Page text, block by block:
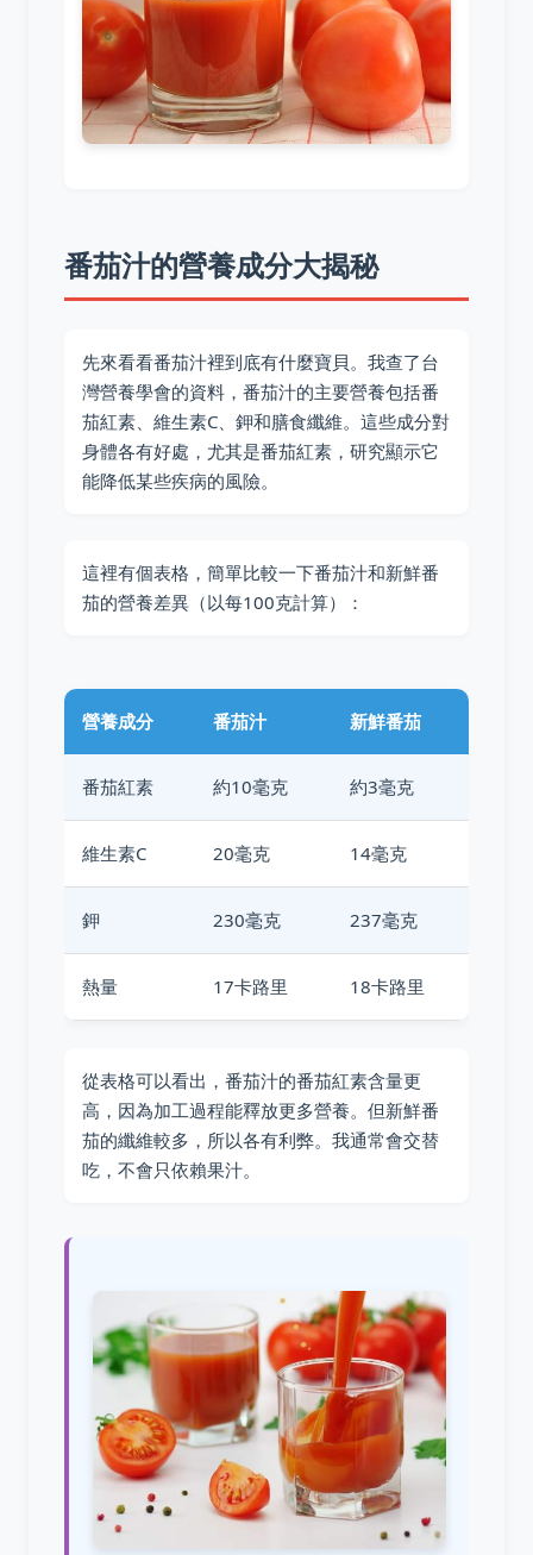
番茄汁的營養成分大揭秘
先來看看番茄汁裡到底有什麼寶貝。我查了台
灣營養學會的資料，番茄汁的主要營養包括番
茄紅素、維生素C、鉀和膳食纖維。這些成分對
身體各有好處，尤其是番茄紅素，研究顯示它
能降低某些疾病的風險。
這裡有個表格，簡單比較一下番茄汁和新鮮番
茄的營養差異（以每100克計算）：
營養成分 番茄汁 新鮮番茄
番茄紅素 約10毫克 約3毫克
維生素C 20毫克 14毫克
鉀 230毫克 237毫克
熱量 17卡路里 18卡路里
從表格可以看出，番茄汁的番茄紅素含量更
高，因為加工過程能釋放更多營養。但新鮮番
茄的纖維較多，所以各有利弊。我通常會交替
吃，不會只依賴果汁。